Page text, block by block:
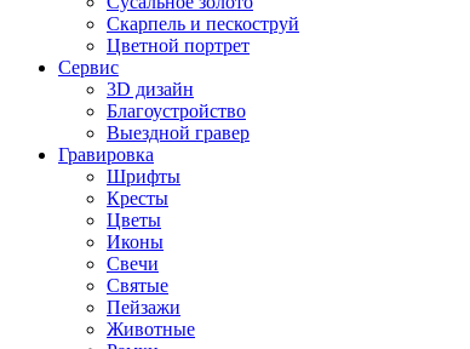
Скарпель и пескоструй
Цветной портрет
Сервис
3D дизайн
Благоустройство
Выездной гравер
Гравировка
Шрифты
Кресты
Цветы
Иконы
Свечи
Святые
Пейзажи
Животные